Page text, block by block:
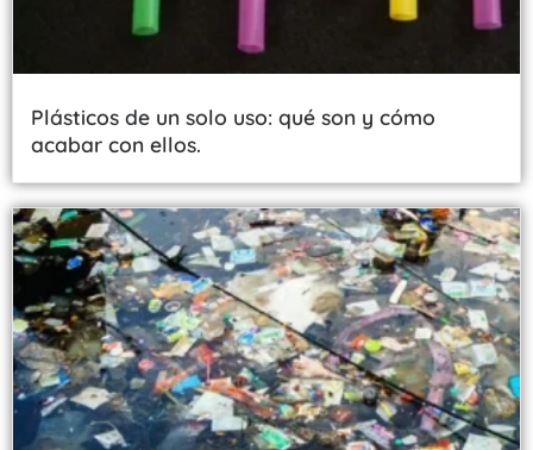
Plásticos de un solo uso: qué son y cómo
acabar con ellos.